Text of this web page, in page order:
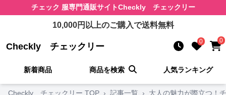
チェック 服専門通販サイトCheckly チェックリー
10,000円以上のご購入で送料無料
Checkly チェックリー 0 0
新着商品 商品を検索 人気ランキング
Checkly チェックリー TOP › 記事一覧 › 大人の魅力が際立つ！